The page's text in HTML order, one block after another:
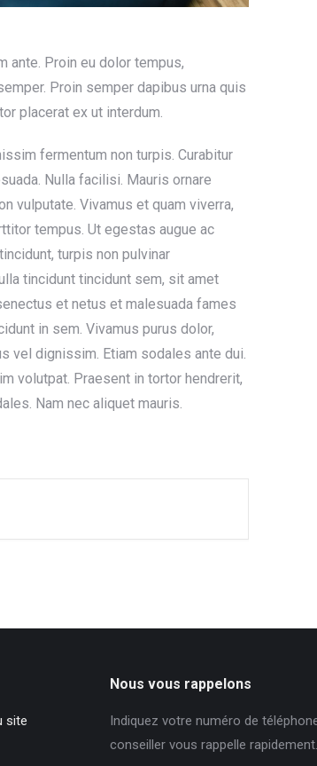
ante. Proin eu dolor tempus,
Proin semper dapibus urna quis
placerat ex ut interdum.
fermentum non turpis. Curabitur
Nulla facilisi. Mauris ornare
vulputate. Vivamus et quam viverra,
tempus. Ut egestas augue ac
turpis non pulvinar
tincidunt tincidunt sem, sit amet
et netus et malesuada fames
in sem. Vivamus purus dolor,
vel dignissim. Etiam sodales ante dui.
volutpat. Praesent in tortor hendrerit,
Nam nec aliquet mauris.
site
Nous vous rappelons
Indiquez votre numéro de
conseiller vous rappelle rapidement.